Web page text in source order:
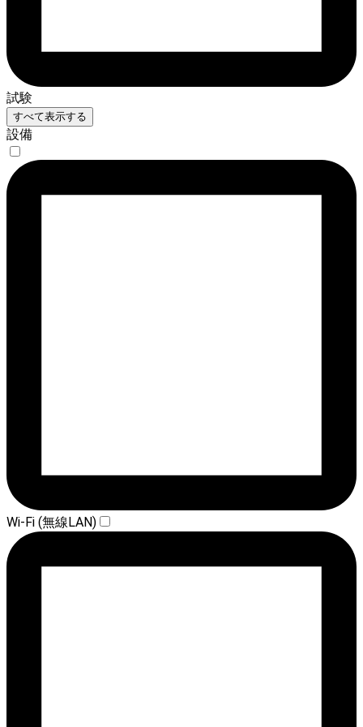
試験
すべて表示する
設備
Wi-Fi (無線LAN)